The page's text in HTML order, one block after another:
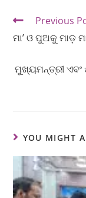
Previous
ମା’ ଓ ପୁଅକୁ ମାଡ଼
ମୁଖ୍ୟମନ୍ତ୍ରୀ
YOU MIGHT